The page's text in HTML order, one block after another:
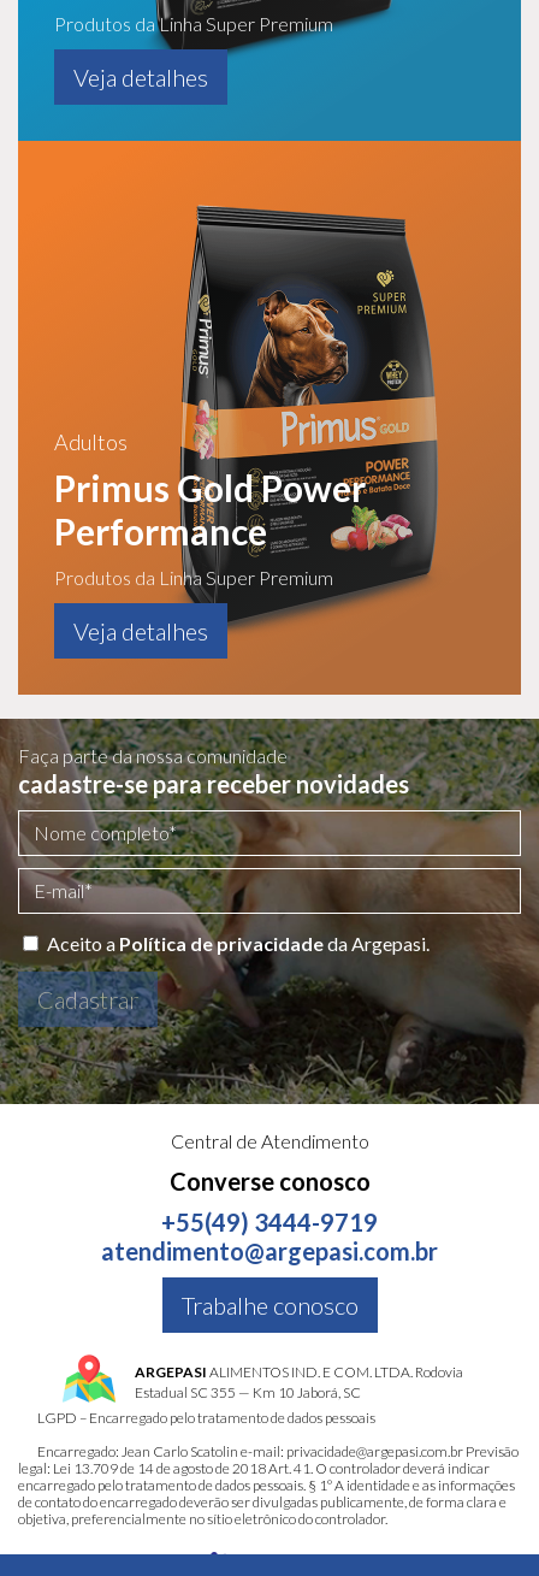
Produtos da Linha Super Premium
Veja detalhes
Adultos
Primus Gold Power
Performance
Produtos da Linha Super Premium
Veja detalhes
Faça parte da nossa comunidade
cadastre-se para receber novidades
Aceito a Política de privacidadeda Argepasi.
Cadastrar
Central de Atendimento
Converse conosco
+55(49) 3444-9719
atendimento@argepasi.com.br
Trabalhe conosco
ARGEPASI ALIMENTOS IND. E COM. LTDA. Rodovia
Estadual SC 355 — Km 10 Jaborá, SC
LGPD – Encarregado pelo tratamento de dados pessoais
Encarregado: Jean Carlo Scatolin e-mail: privacidade@argepasi.com.br Previsão
legal: Lei 13.709 de 14 de agosto de 2018 Art. 41. O controlador deverá indicar
encarregado pelo tratamento de dados pessoais. § 1º A identidade e as informações
de contato do encarregado deverão ser divulgadas publicamente, de forma clara e
objetiva, preferencialmente no sítio eletrônico do controlador.